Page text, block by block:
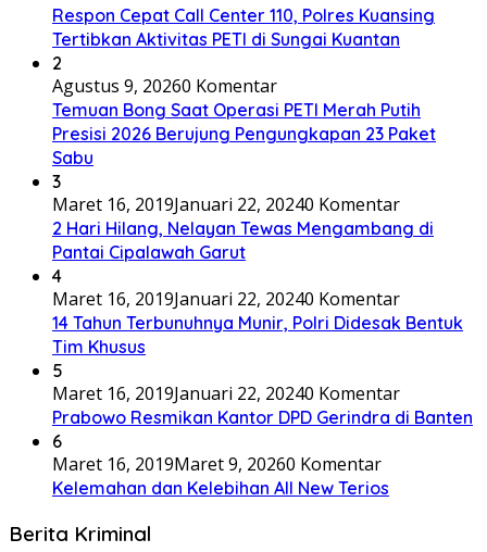
Respon Cepat Call Center 110, Polres Kuansing
Tertibkan Aktivitas PETI di Sungai Kuantan
2
Agustus 9, 20260 Komentar
Temuan Bong Saat Operasi PETI Merah Putih
Presisi 2026 Berujung Pengungkapan 23 Paket
Sabu
3
Maret 16, 2019Januari 22, 20240 Komentar
2 Hari Hilang, Nelayan Tewas Mengambang di
Pantai Cipalawah Garut
4
Maret 16, 2019Januari 22, 20240 Komentar
14 Tahun Terbunuhnya Munir, Polri Didesak Bentuk
Tim Khusus
5
Maret 16, 2019Januari 22, 20240 Komentar
Prabowo Resmikan Kantor DPD Gerindra di Banten
6
Maret 16, 2019Maret 9, 20260 Komentar
Kelemahan dan Kelebihan All New Terios
Berita Kriminal